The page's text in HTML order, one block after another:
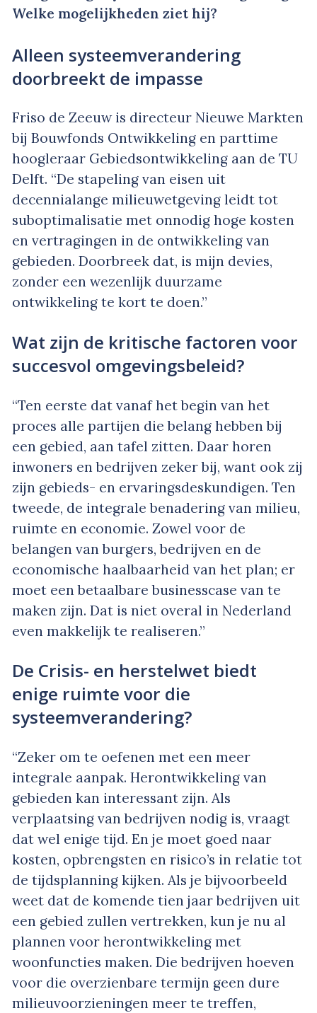
Welke mogelijkheden ziet hij?
Alleen systeemverandering
doorbreekt de impasse
Friso de Zeeuw is directeur Nieuwe Markten
bij Bouwfonds Ontwikkeling en parttime
hoogleraar Gebiedsontwikkeling aan de TU
Delft. “De stapeling van eisen uit
decennialange milieuwetgeving leidt tot
suboptimalisatie met onnodig hoge kosten
en vertragingen in de ontwikkeling van
gebieden. Doorbreek dat, is mijn devies,
zonder een wezenlijk duurzame
ontwikkeling te kort te doen.”
Wat zijn de kritische factoren voor
succesvol omgevingsbeleid?
“Ten eerste dat vanaf het begin van het
proces alle partijen die belang hebben bij
een gebied, aan tafel zitten. Daar horen
inwoners en bedrijven zeker bij, want ook zij
zijn gebieds- en ervaringsdeskundigen. Ten
tweede, de integrale benadering van milieu,
ruimte en economie. Zowel voor de
belangen van burgers, bedrijven en de
economische haalbaarheid van het plan; er
moet een betaalbare businesscase van te
maken zijn. Dat is niet overal in Nederland
even makkelijk te realiseren.”
De Crisis- en herstelwet biedt
enige ruimte voor die
systeemverandering?
“Zeker om te oefenen met een meer
integrale aanpak. Herontwikkeling van
gebieden kan interessant zijn. Als
verplaatsing van bedrijven nodig is, vraagt
dat wel enige tijd. En je moet goed naar
kosten, opbrengsten en risico’s in relatie tot
de tijdsplanning kijken. Als je bijvoorbeeld
weet dat de komende tien jaar bedrijven uit
een gebied zullen vertrekken, kun je nu al
plannen voor herontwikkeling met
woonfuncties maken. Die bedrijven hoeven
voor die overzienbare termijn geen dure
milieuvoorzieningen meer te treffen,